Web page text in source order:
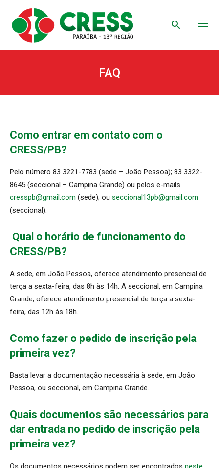
FAQ
Como entrar em contato com o
CRESS/PB?
Pelo número 83 3221-7783 (sede – João Pessoa); 83 3322-
8645 (seccional – Campina Grande) ou pelos e-mails
cresspb@gmail.com (sede); ou seccional13pb@gmail.com
(seccional).
Qual o horário de funcionamento do
CRESS/PB?
A sede, em João Pessoa, oferece atendimento presencial de
terça a sexta-feira, das 8h às 14h. A seccional, em Campina
Grande, oferece atendimento presencial de terça a sexta-
feira, das 12h às 18h.
Como fazer o pedido de inscrição pela
primeira vez?
Basta levar a documentação necessária à sede, em João
Pessoa, ou seccional, em Campina Grande.
Quais documentos são necessários para
dar entrada no pedido de inscrição pela
primeira vez?
Os documentos necessários podem ser encontrados neste